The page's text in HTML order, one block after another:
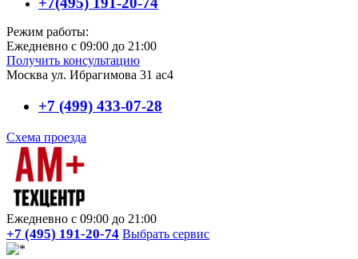
Режим работы:
Ежедневно с 09:00 до 21:00
Получить консультацию
Москва ул. Ибрагимова 31 ас4
+7 (499) 433-07-28
Схема проезда
Ежедневно с 09:00 до 21:00
+7 (495) 191-20-74 Выбрать сервис